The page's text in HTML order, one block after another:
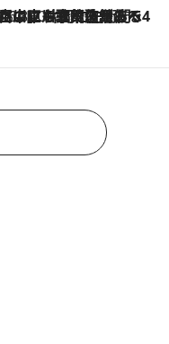
CHOICE
舞伎があるんだよ」 片岡仁左衛門・市川中車ら豪華座組みで4年目の立川立飛歌舞伎へ